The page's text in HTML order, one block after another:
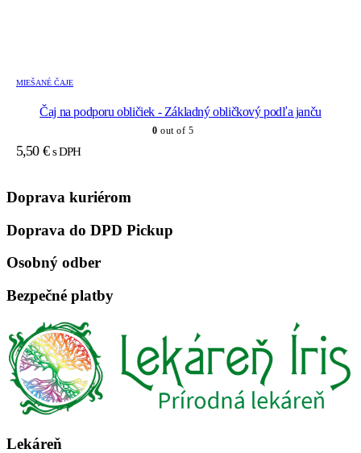
MIEŠANÉ ČAJE
Čaj na podporu obličiek - Základný obličkový podľa janču
0 out of 5
5,50 € s DPH
Doprava kuriérom
Doprava do DPD Pickup
Osobný odber
Bezpečné platby
Lekáreň